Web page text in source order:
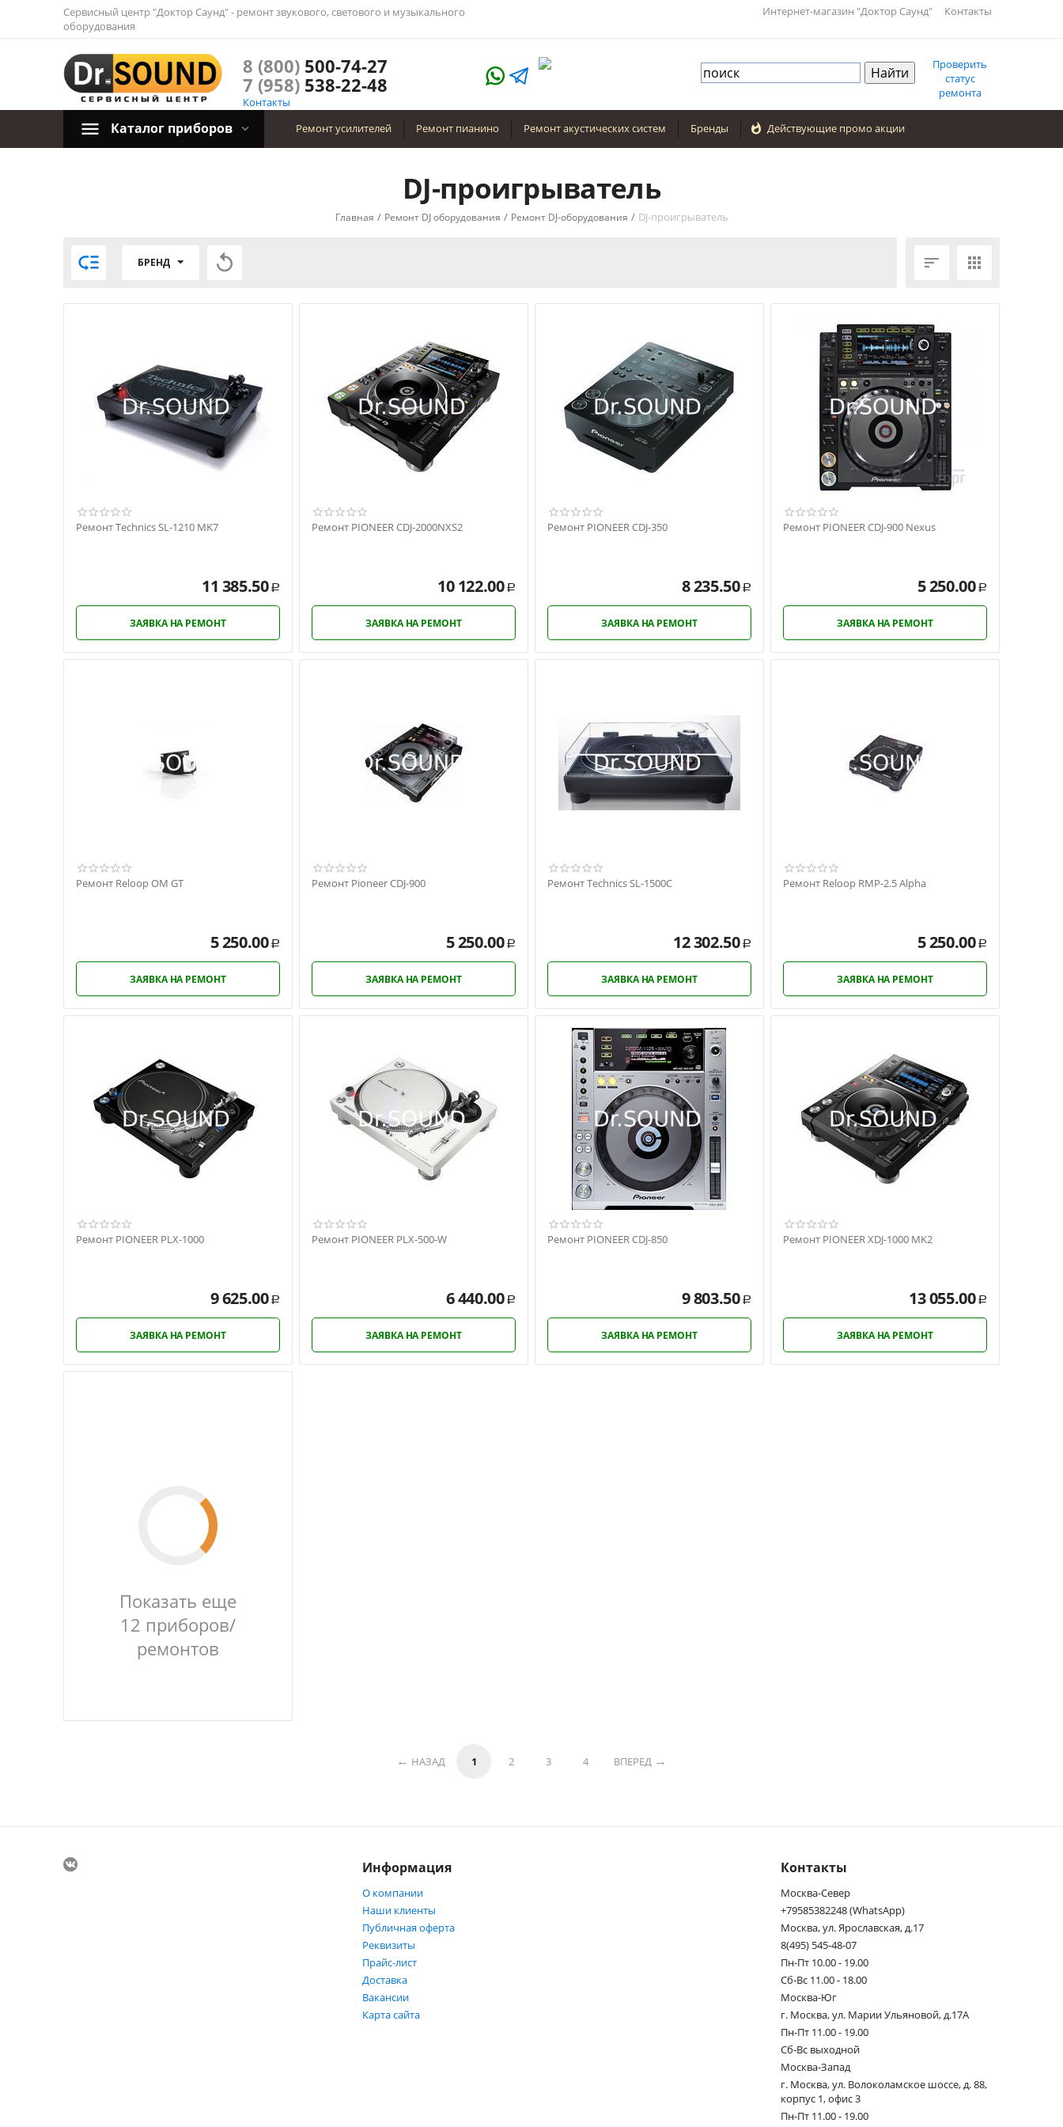
Сервисный центр "Доктор Саунд" - ремонт звукового, светового и музыкального
оборудования
Интернет-магазин "Доктор Саунд" Контакты
8 (800)500-74-27
7 (958)538-22-48
Контакты
Проверить
статус
ремонта
Каталог приборов Ремонт усилителей Ремонт пианино Ремонт акустических систем Бренды  Действующие промо акции
DJ-проигрыватель
Главная / Ремонт DJ оборудования / Ремонт DJ-оборудования / DJ-проигрыватель
 БРЕНД   
Ремонт Technics SL-1210 MK7
11 385.50 Р
ЗАЯВКА НА РЕМОНТ
Ремонт PIONEER CDJ-2000NXS2
10 122.00 Р
ЗАЯВКА НА РЕМОНТ
Ремонт PIONEER CDJ-350
8 235.50 Р
ЗАЯВКА НА РЕМОНТ
Ремонт PIONEER CDJ-900 Nexus
5 250.00 Р
ЗАЯВКА НА РЕМОНТ
Ремонт Reloop OM GT
5 250.00 Р
ЗАЯВКА НА РЕМОНТ
Ремонт Pioneer CDJ-900
5 250.00 Р
ЗАЯВКА НА РЕМОНТ
Ремонт Technics SL-1500C
12 302.50 Р
ЗАЯВКА НА РЕМОНТ
Ремонт Reloop RMP-2.5 Alpha
5 250.00 Р
ЗАЯВКА НА РЕМОНТ
Ремонт PIONEER PLX-1000
9 625.00 Р
ЗАЯВКА НА РЕМОНТ
Ремонт PIONEER PLX-500-W
6 440.00 Р
ЗАЯВКА НА РЕМОНТ
Ремонт PIONEER CDJ-850
9 803.50 Р
ЗАЯВКА НА РЕМОНТ
Ремонт PIONEER XDJ-1000 MK2
13 055.00 Р
ЗАЯВКА НА РЕМОНТ
Показать еще
12 приборов/
ремонтов
НАЗАД 1 2 3 4 ВПЕРЕД
Информация
О компании
Наши клиенты
Публичная оферта
Реквизиты
Прайс-лист
Доставка
Вакансии
Карта сайта
Контакты
Москва-Север
+79585382248 (WhatsApp)
Москва, ул. Ярославская, д.17
8(495) 545-48-07
Пн-Пт 10.00 - 19.00
Сб-Вс 11.00 - 18.00
Москва-Юг
г. Москва, ул. Марии Ульяновой, д.17А
Пн-Пт 11.00 - 19.00
Сб-Вс выходной
Москва-Запад
г. Москва, ул. Волоколамское шоссе, д. 88,
корпус 1, офис 3
Пн-Пт 11.00 - 19.00